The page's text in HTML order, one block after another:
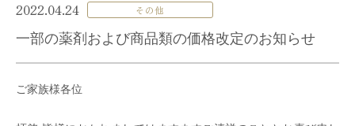
2022.04.24 その他
一部の薬剤および商品類の価格改定のお知らせ
ご家族様各位